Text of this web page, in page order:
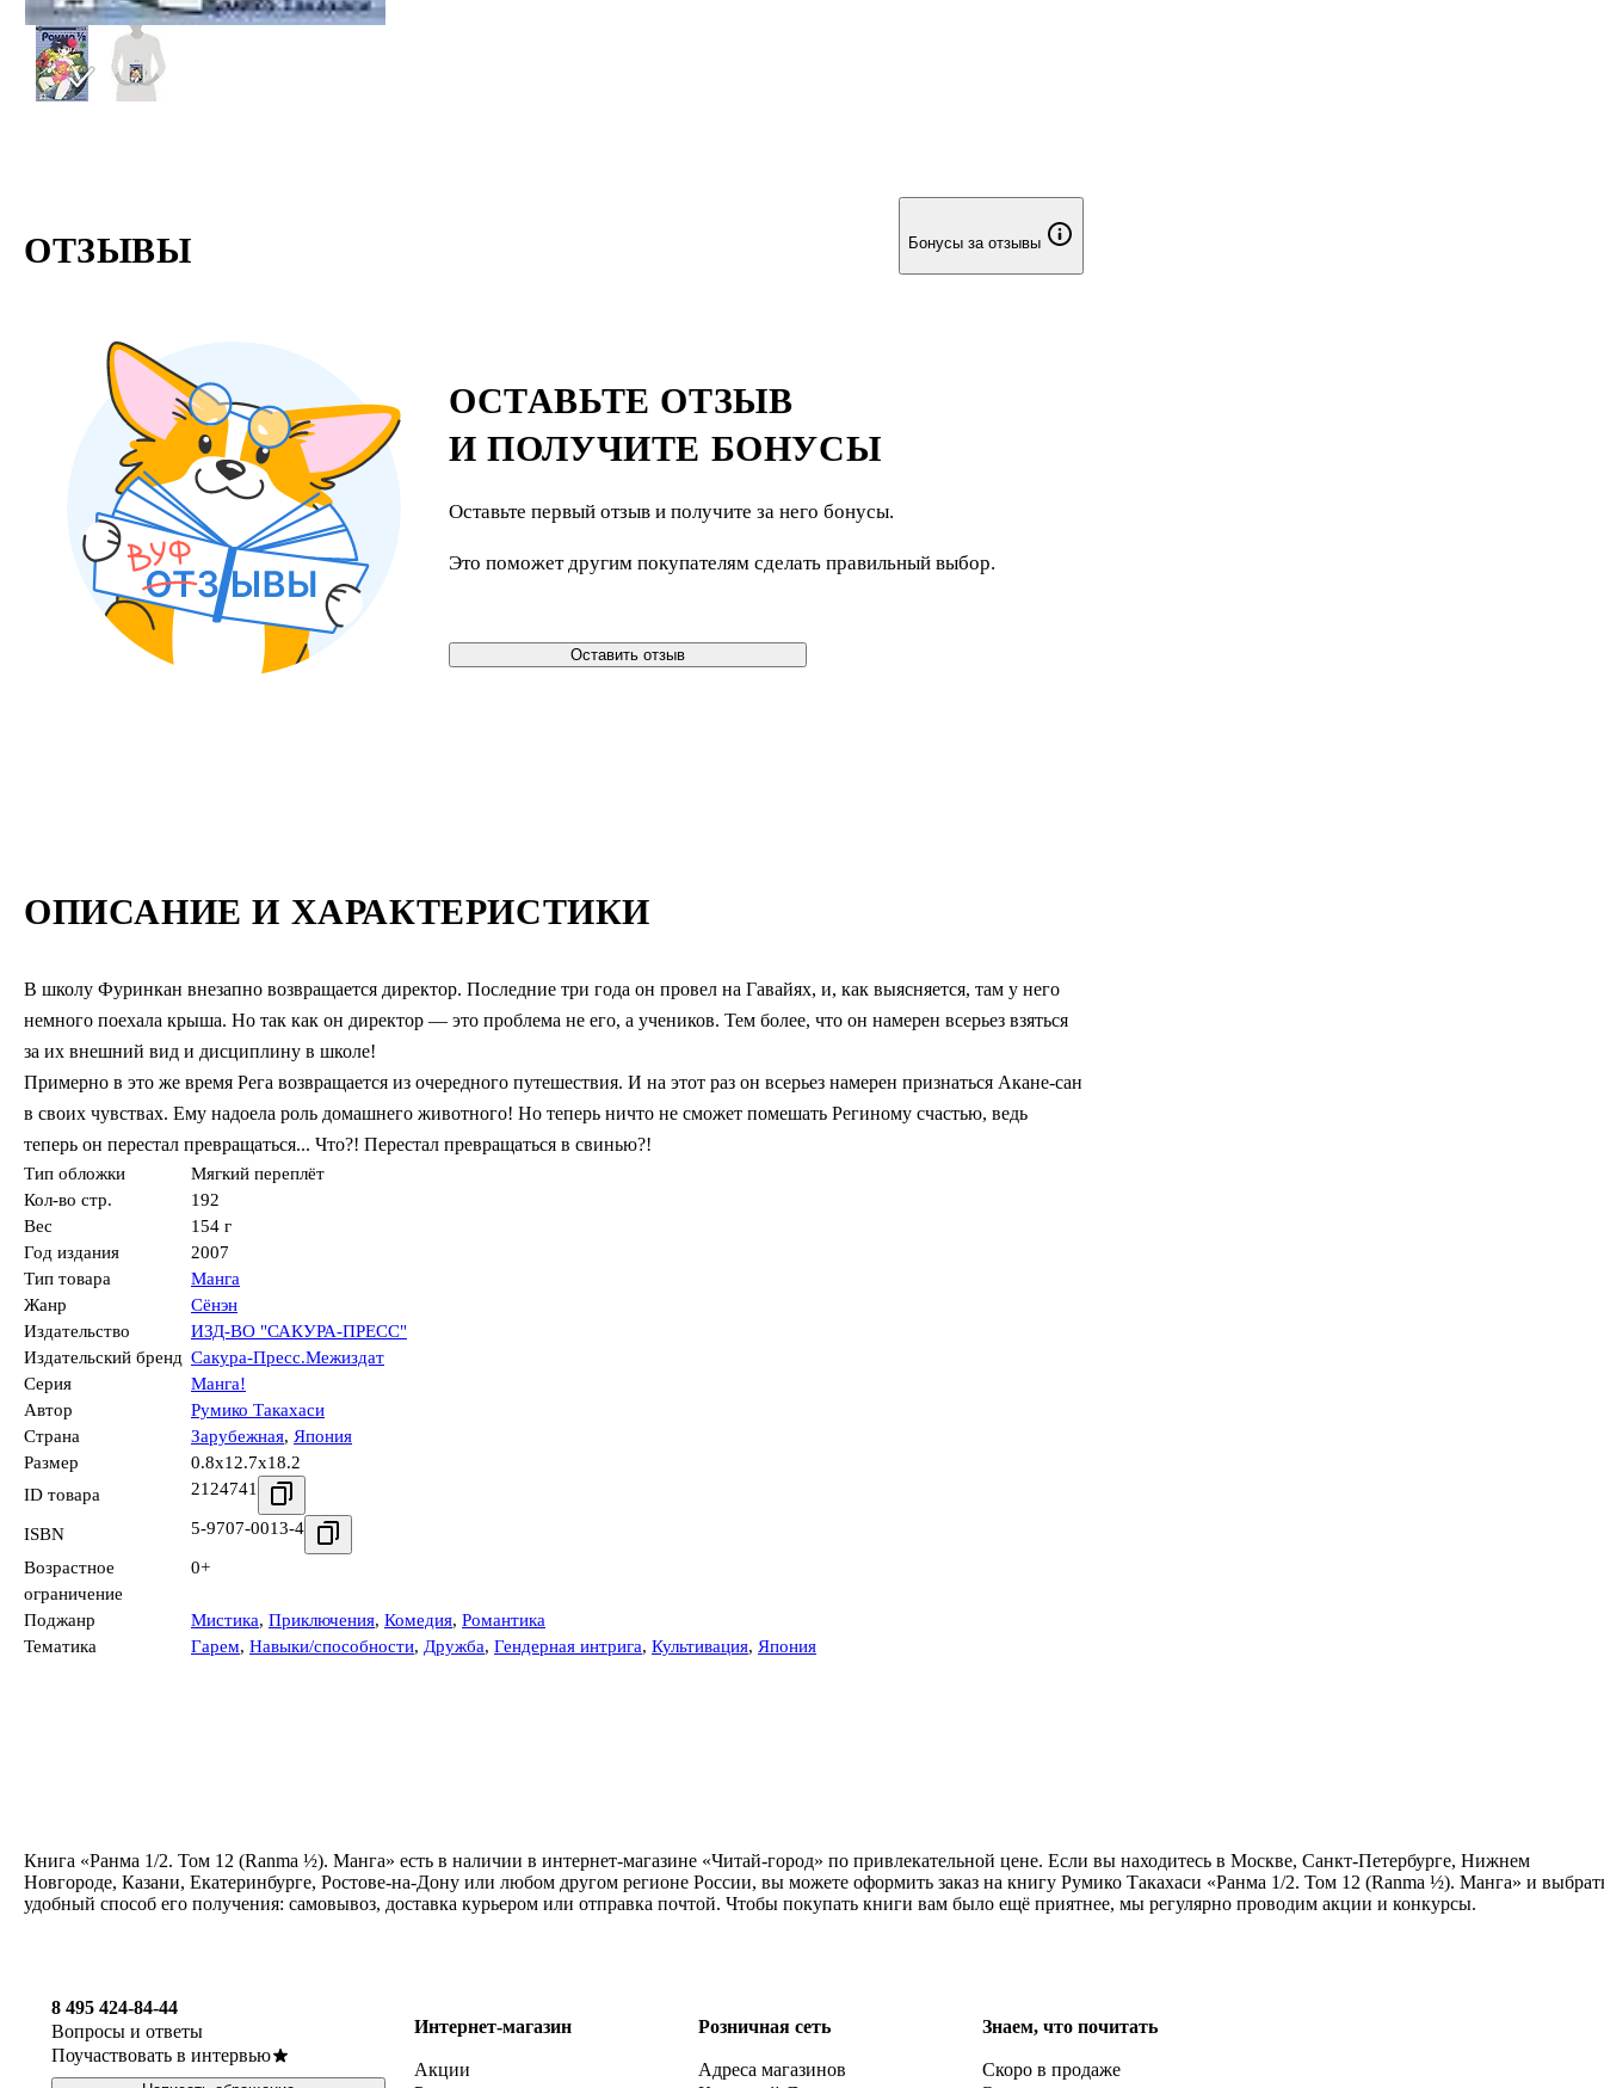
ОПИСАНИЕ И ХАРАКТЕРИСТИКИ
В школу Фуринкан внезапно возвращается директор. Последние три года он провел на Гавайях, и, как выясняется, там у него
немного поехала крыша. Но так как он директор — это проблема не его, а учеников. Тем более, что он намерен всерьез взяться
за их внешний вид и дисциплину в школе!
Примерно в это же время Рега возвращается из очередного путешествия. И на этот раз он всерьез намерен признаться Акане-сан
в своих чувствах. Ему надоела роль домашнего животного! Но теперь ничто не сможет помешать Региному счастью, ведь
теперь он перестал превращаться... Что?! Перестал превращаться в свинью?!
Тип обложки
Мягкий переплёт
Кол-во стр.
192
Вес
154 г
Год издания
2007
Тип товара
Манга
Жанр
Сёнэн
Издательство
ИЗД-ВО "САКУРА-ПРЕСС"
Издательский бренд Сакура-Пресс.Межиздат
Серия
Манга!
Автор
Румико Такахаси
Страна
Зарубежная, Япония
Размер
0.8x12.7x18.2
ID товара
2124741
ISBN 5-9707-0013-4
Возрастное
ограничение
0+
Поджанр Мистика, Приключения, Комедия, Романтика
Тематика
Гарем, Навыки/способности, Дружба, Гендерная интрига, Культивация, Япония
ОТЗЫВЫ Бонусы за отзывы
ОСТАВЬТЕ ОТЗЫВ
И ПОЛУЧИТЕ БОНУСЫ
Оставьте первый отзыв и получите за него бонусы.
Это поможет другим покупателям сделать правильный выбор.
Оставить отзыв
Книга «Ранма 1/2. Том 12 (Ranma ½). Манга» есть в наличии в интернет-магазине «Читай-город» по привлекательной цене. Если вы находитесь в Москве, Санкт-Петербурге, Нижнем
Новгороде, Казани, Екатеринбурге, Ростове-на-Дону или любом другом регионе России, вы можете оформить заказ на книгу Румико Такахаси «Ранма 1/2. Том 12 (Ranma ½). Манга» и
удобный способ его получения: самовывоз, доставка курьером или отправка почтой. Чтобы покупать книги вам было ещё приятнее, мы регулярно проводим акции и конкурсы.
8 495 424-84-44
Вопросы и ответы
Поучаствовать в интервью
Интернет-магазин
Акции
Розничная сеть
Адреса магазинов
Знаем, что почитать
Скоро в продаже